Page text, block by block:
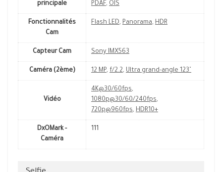
principale
PDAF, OIS
Fonctionnalités
Cam
Flash LED, Panorama, HDR
Capteur Cam Sony IMX563
Caméra (2ème) 12 MP, f/2.2, Ultra grand-angle 123˚
Vidéo
4K@30/60fps,
1080p@30/60/240fps,
720p@960fps, HDR10+
DxOMark -
Caméra
111